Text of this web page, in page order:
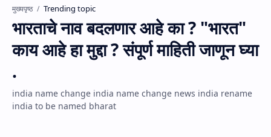
मुख्यपृष्ठ Trending topic
भारताचे नाव बदलणार आहे का ? "भारत"
काय आहे हा मुद्दा ? संपूर्ण माहिती जाणून घ्या
.
india name change india name change news india rename
india to be named bharat